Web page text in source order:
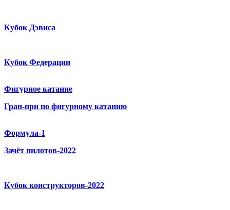
Кубок Дэвиса
Кубок Федерации
Фигурное катание
Гран-при по фигурному катанию
Формула-1
Зачёт пилотов-2022
Кубок конструкторов-2022